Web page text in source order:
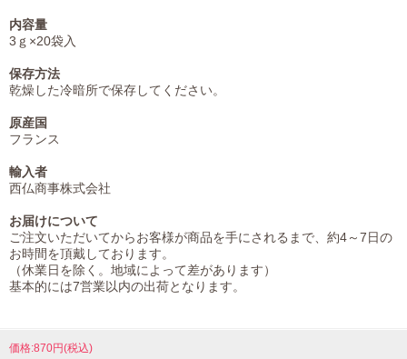
内容量
3ｇ×20袋入
保存方法
乾燥した冷暗所で保存してください。
原産国
フランス
輸入者
西仏商事株式会社
お届けについて
ご注文いただいてからお客様が商品を手にされるまで、約4～7日の
お時間を頂戴しております。
（休業日を除く。地域によって差があります）
基本的には7営業以内の出荷となります。
価格:870円(税込)